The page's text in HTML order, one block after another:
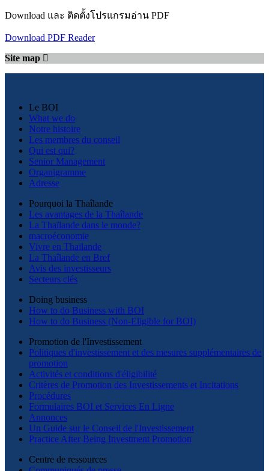
Download และ ติดตั้งโปรแกรมอ่าน PDF
Download PDF Reader
Site map
Le BOI
What we do
Notre histoire
Les membres du conseil
Qui est qui?
Senior Management
Organigramme
Adresse
Pourquoi la Thaîlande
Les avantages de la Thaîlande
La Thaïlande dans le monde?
macroéconomie
Vivre en Thaïlande
La Thaîlande en Bref
Avis des investisseurs
Secteurs clés
Doing business
How to do Business with BOI
How to do Business (Non-Eligible for BOI)
Promotion de l'Investissement
Politiques d'investissement et des mesures supplémentaires de
promotion
Activités et conditions d'éligibilité
Critères de Promotion des Investissements et Incitations
Procédures
Formulaires BOI et Services En Ligne
Annonces
Un Guide sur le Conseil de l'Investissement
Practice After Being Investment Promotion
Centre de ressources